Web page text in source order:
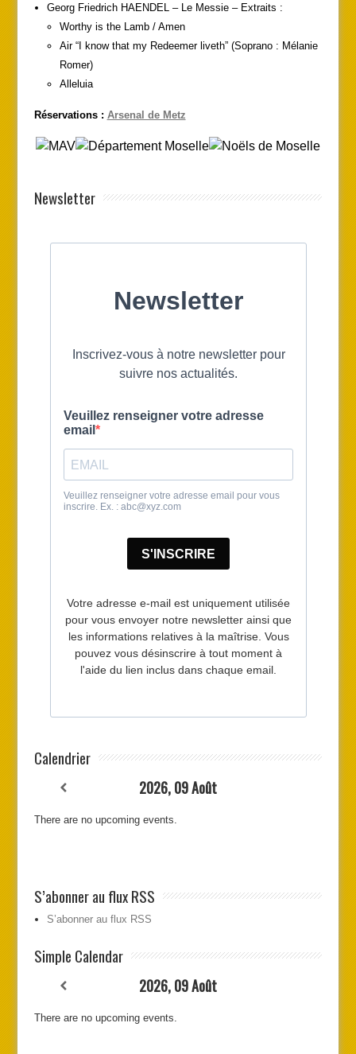
Georg Friedrich HAENDEL – Le Messie – Extraits :
Worthy is the Lamb / Amen
Air “I know that my Redeemer liveth” (Soprano : Mélanie
Romer)
Alleluia
Réservations : Arsenal de Metz
Newsletter
Calendrier
2026, 09 Août
There are no upcoming events.
S’abonner au flux RSS
S’abonner au flux RSS
Simple Calendar
2026, 09 Août
There are no upcoming events.